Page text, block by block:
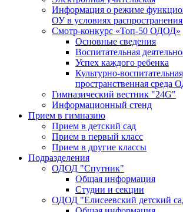
Информация о режиме
ОУ в условиях
Смотр-конкурс «Топ-50 ОДОД»
Основные сведения
Воспитательная
Успех каждого ребенка
Культурно-
пространственная среда
Гимназический вестник "24G"
Информационный стенд
Прием в гимназию
Прием в детский сад
Прием в первый класс
Прием в другие классы
Подразделения
ОДОД "Спутник"
Общая информация
Студии и секции
ОДОД "Елисеевский детский